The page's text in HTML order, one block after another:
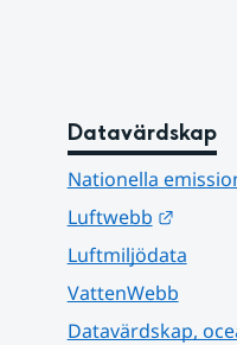
Datavärdskap
Nationella
Luftwebb
Länk
Luftmiljödata
VattenWebb
Datavärdskap,